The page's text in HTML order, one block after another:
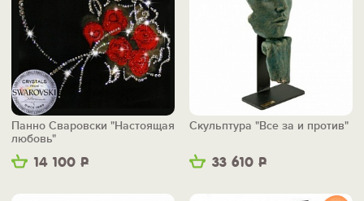
14 100 Р
Панно Сваровски "Настоящая
любовь"
33 610 Р
Скульптура "Все за и против"